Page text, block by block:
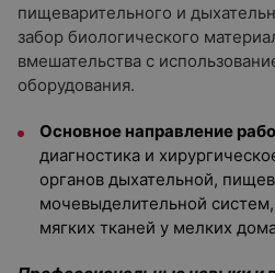
пищеварительного и
забор биологического
вмешательства с
оборудования.
Основное направление
диагностика и
органов дыхательной,
мочевыделительной
мягких тканей у мелких